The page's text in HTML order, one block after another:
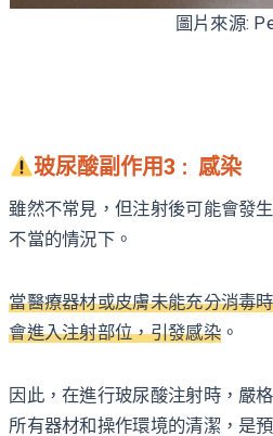
圖片來源:
玻尿酸副作用3 : 感染
雖然不常見，但注射後可能會發
不當的情況下。
當醫療器材或皮膚未能充分消毒
會進入注射部位，引發感染。
因此，在進行玻尿酸注射時，嚴
所有器材和操作環境的清潔，是